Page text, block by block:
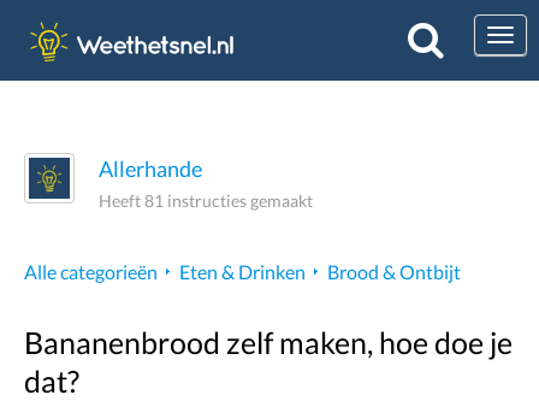
Allerhande
Heeft 81 instructies gemaakt
Alle categorieën Eten & Drinken Brood & Ontbijt
Bananenbrood zelf maken, hoe doe je
dat?